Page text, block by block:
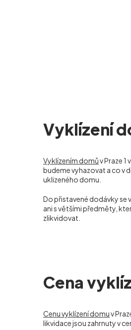
Vyklízení
Vyklízením domův Praze
budeme vyhazovat a co v
uklizeného domu.
Do přistavené dodávky se
ani s většími předměty,
zlikvidovat.
Cena
Cenu vyklízení domuv
likvidace jsou zahrnuty v